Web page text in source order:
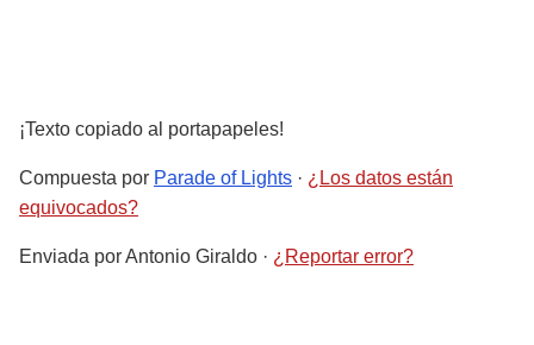
¡Texto copiado al portapapeles!
Compuesta por Parade of Lights · ¿Los datos están
equivocados?
Enviada porAntonio Giraldo · ¿Reportar error?